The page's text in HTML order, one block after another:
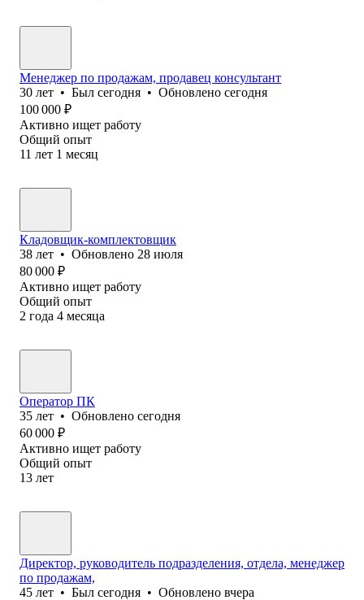
Менеджер по продажам, продавец консультант
30 лет • Был сегодня • Обновлено сегодня
100 000 ₽
Активно ищет работу
Общий опыт
11 лет 1 месяц
Кладовщик-комплектовщик
38 лет • Обновлено 28 июля
80 000 ₽
Активно ищет работу
Общий опыт
2 года 4 месяца
Оператор ПК
35 лет • Обновлено сегодня
60 000 ₽
Активно ищет работу
Общий опыт
13 лет
Директор, руководитель подразделения, отдела, менеджер
по продажам,
45 лет • Был сегодня • Обновлено вчера